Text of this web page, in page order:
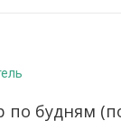
по будням